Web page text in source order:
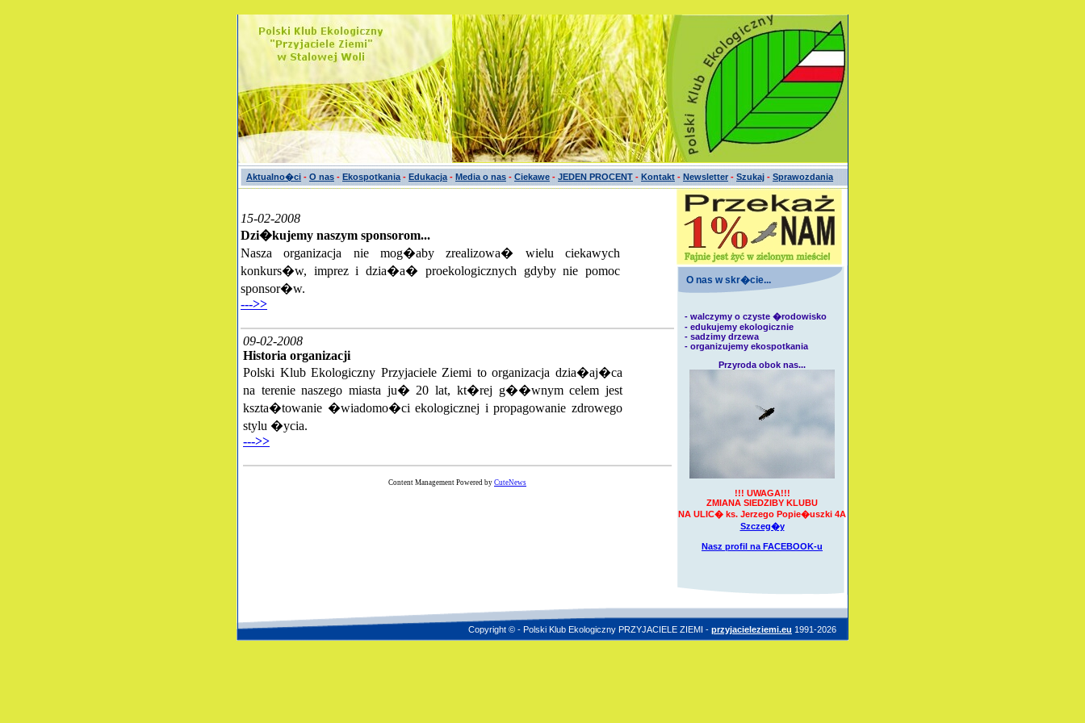
Aktualno�ci - O nas - Ekospotkania - Edukacja - Media o nas - Ciekawe - JEDEN PROCENT - Kontakt - Newsletter - Szukaj - Sprawozdania
15-02-2008
Dzi�kujemy naszym sponsorom...
Nasza organizacja nie mog�aby zrealizowa� wielu ciekawych
konkurs�w, imprez i dzia�a� proekologicznych gdyby nie pomoc
sponsor�w.
--->>
09-02-2008
Historia organizacji
Polski Klub Ekologiczny Przyjaciele Ziemi to organizacja dzia�aj�ca
na terenie naszego miasta ju� 20 lat, kt�rej g��wnym celem jest
kszta�towanie �wiadomo�ci ekologicznej i propagowanie zdrowego
stylu �ycia.
--->>
Content Management Powered by CuteNews
O nas w skr�cie...
- walczymy o czyste �rodowisko
- edukujemy ekologicznie
- sadzimy drzewa
- organizujemy ekospotkania
Przyroda obok nas...
!!! UWAGA!!!
ZMIANA SIEDZIBY KLUBU
NA ULIC� ks. Jerzego Popie�uszki 4A
Szczeg�y
Nasz profil na FACEBOOK-u
Copyright © - Polski Klub Ekologiczny PRZYJACIELE ZIEMI - przyjacieleziemi.eu 1991-2026